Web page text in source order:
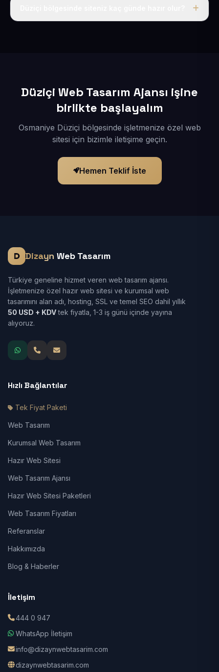
Düziçi Web Tasarım Ajansı işine
birlikte başlayalım
Osmaniye Düziçi bölgesinde işletmenize özel web
sitesi için bizimle iletişime geçin.
Hemen Teklif İste
Dizayn Web Tasarım
Türkiye geneline hizmet veren web tasarım ajansı.
İşletmenize özel hazır web sitesi ve kurumsal web
tasarımını alan adı, hosting, SSL ve temel SEO dahil yıllık
50 USD + KDVtek fiyatla, 1-3 iş günü içinde yayına
alıyoruz.
Hızlı Bağlantılar
Tek Fiyat Paketi
Web Tasarım
Kurumsal Web Tasarım
Hazır Web Sitesi
Web Tasarım Ajansı
Hazır Web Sitesi Paketleri
Web Tasarım Fiyatları
Referanslar
Hakkımızda
Blog & Haberler
İletişim
444 0 947
WhatsApp İletişim
info@dizaynwebtasarim.com
dizaynwebtasarim.com